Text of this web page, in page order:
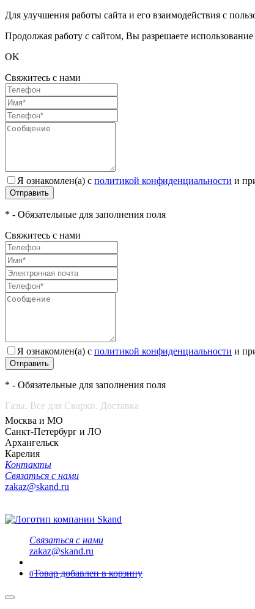
Для улучшения работы сайта и его взаимодействия с
Продолжая работу с сайтом, Вы разрешаете
OK
Свяжитесь с нами
Я ознакомлен(а) с политикой конфиденциальности и
Отправить
* - Обязательные для заполнения поля
Свяжитесь с нами
Я ознакомлен(а) с политикой конфиденциальности и
Отправить
* - Обязательные для заполнения поля
Газы. Все для Сварки. Доставка
Москва и МО
Санкт-Петербург и ЛО
Архангельск
Карелия
Контакты
Связаться с нами
zakaz@skand.ru
Связаться с нами
zakaz@skand.ru
0Товар добавлен в корзину